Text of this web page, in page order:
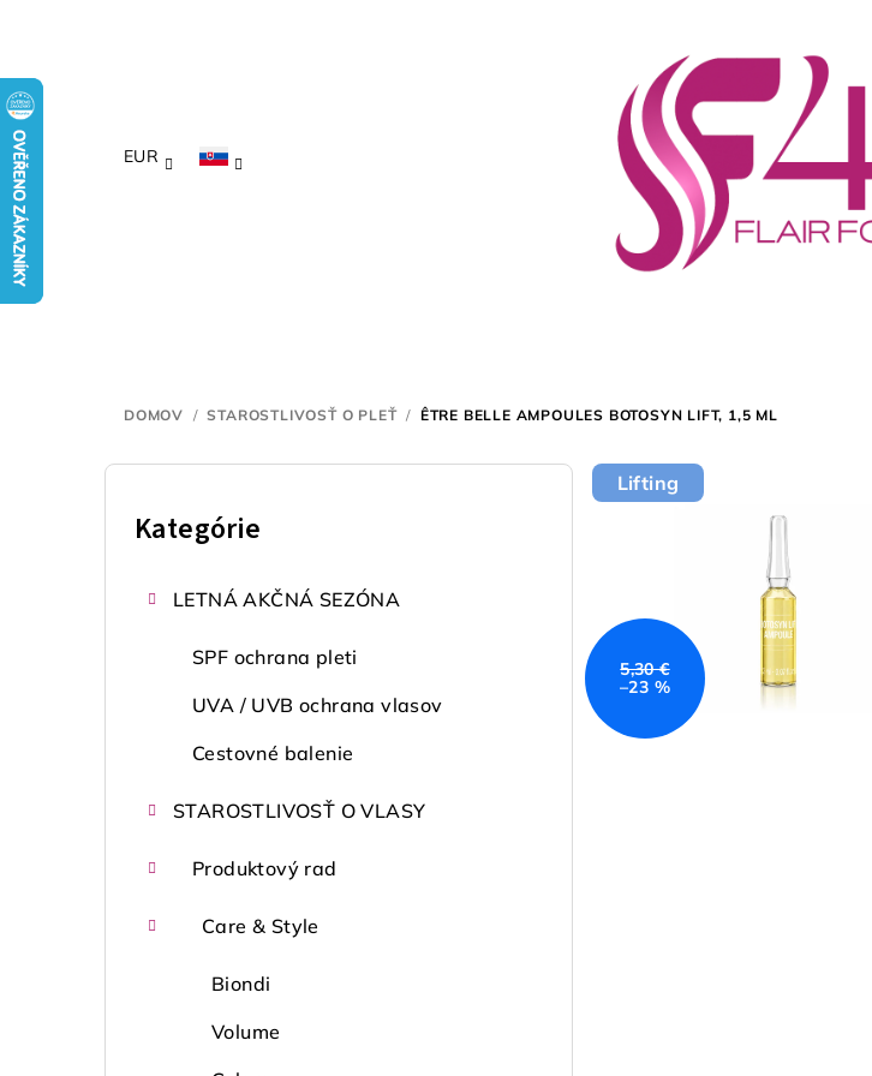
EUR
DOMOV / STAROSTLIVOSŤ O PLEŤ / ÊTRE BELLE AMPOULES BOTOSYN LIFT, 1,5 ML
B
Preskočiť
Kategórie
LETNÁ AKČNÁ SEZÓNA
SPF ochrana pleti
UVA / UVB ochrana vlasov
Cestovné balenie
STAROSTLIVOSŤ O VLASY
Produktový rad
Care & Style
Biondi
Volume
Lifting
5,30 €
–23 %